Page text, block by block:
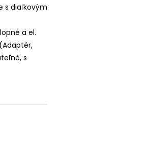
s diaľkovým
a el.
s